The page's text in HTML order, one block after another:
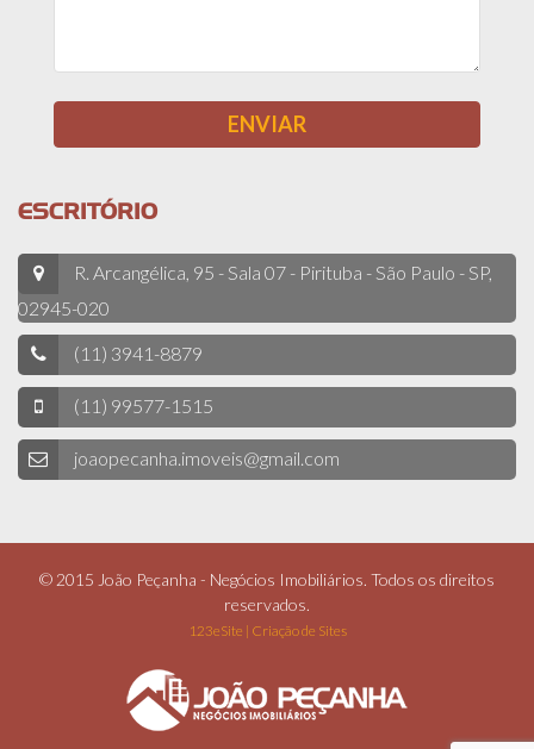
ESCRITÓRIO
R. Arcangélica, 95 - Sala 07 - Pirituba - São Paulo - SP,
02945-020
(11) 3941-8879
(11) 99577-1515
joaopecanha.imoveis@gmail.com
© 2015 João Peçanha - Negócios Imobiliários. Todos os direitos
reservados.
123eSite | Criação de Sites